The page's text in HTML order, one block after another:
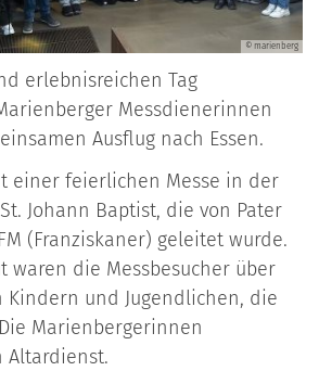
© marienberg
erlebnisreichen Tag
Messdienerinnen
Ausflug nach Essen.
einer feierlichen Messe in der
Johann Baptist, die von Pater
(Franziskaner) geleitet wurde.
waren die Messbesucher über
Kindern und Jugendlichen, die
Marienbergerinnen
Altardienst.